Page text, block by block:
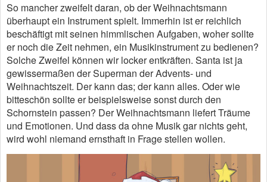
So mancher zweifelt daran, ob der Weihnachtsmann
überhaupt ein Instrument spielt. Immerhin ist er reichlich
beschäftigt mit seinen himmlischen Aufgaben, woher sollte
er noch die Zeit nehmen, ein Musikinstrument zu bedienen?
Solche Zweifel können wir locker entkräften. Santa ist ja
gewissermaßen der Superman der Advents- und
Weihnachtszeit. Der kann das; der kann alles. Oder wie
bitteschön sollte er beispielsweise sonst durch den
Schornstein passen? Der Weihnachtsmann liefert Träume
und Emotionen. Und dass da ohne Musik gar nichts geht,
wird wohl niemand ernsthaft in Frage stellen wollen.